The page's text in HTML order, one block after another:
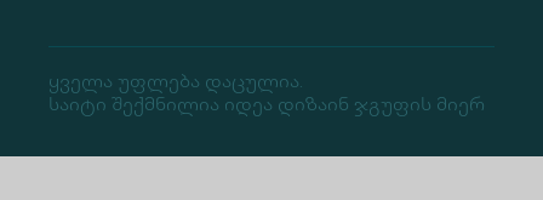
Ყველა Უფლება Დაცულია.
Საიტი Შექმნილია Იდეა Დიზაინ Ჯგუფის Მიერ